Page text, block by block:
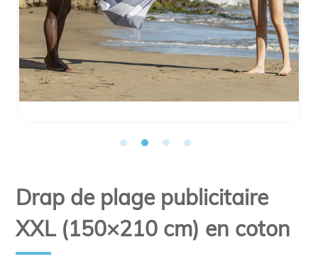
Drap de plage publicitaire
XXL (150×210 cm) en coton